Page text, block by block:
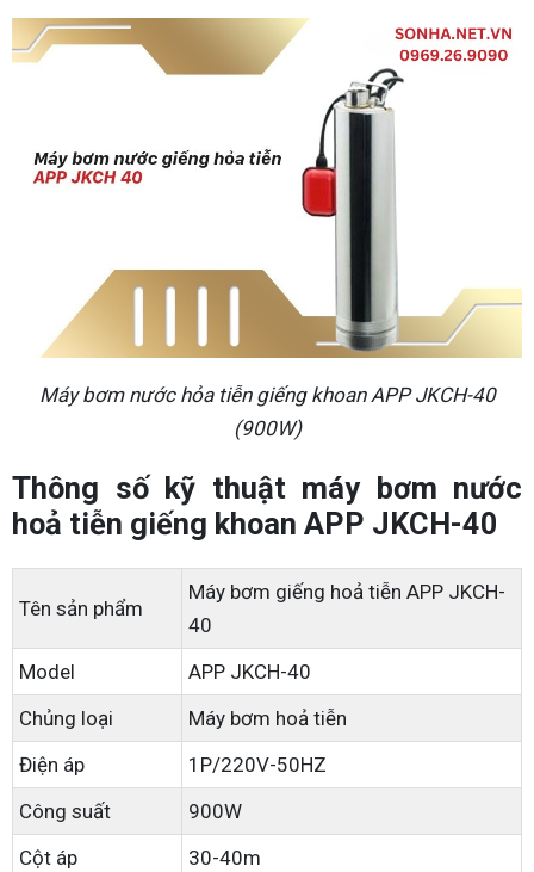
Máy bơm nước hỏa tiễn giếng khoan APP JKCH-40
(900W)
Thông số kỹ thuật máy bơm nước
hoả tiễn giếng khoan APP JKCH-40
Tên sản phẩm
Máy bơm giếng hoả tiễn APP JKCH-
40
Model
APP JKCH-40
Chủng loại
Máy bơm hoả tiễn
Điện áp
1P/220V-50HZ
Công suất
900W
Cột áp
30-40m